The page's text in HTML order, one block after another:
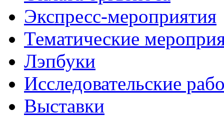
Экспресс-мероприятия
Тематические
Лэпбуки
Исследовательские
Выставки